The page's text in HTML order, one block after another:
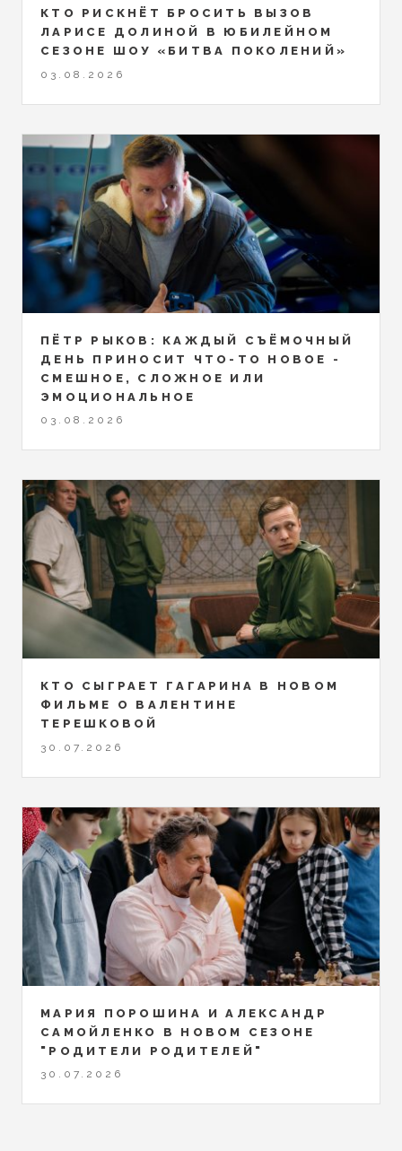
КТО РИСКНЁТ БРОСИТЬ ВЫЗОВ
ЛАРИСЕ ДОЛИНОЙ В ЮБИЛЕЙНОМ
СЕЗОНЕ ШОУ «БИТВА ПОКОЛЕНИЙ»
03.08.2026
ПЁТР РЫКОВ: КАЖДЫЙ СЪЁМОЧНЫЙ
ДЕНЬ ПРИНОСИТ ЧТО-ТО НОВОЕ -
СМЕШНОЕ, СЛОЖНОЕ ИЛИ
ЭМОЦИОНАЛЬНОЕ
03.08.2026
КТО СЫГРАЕТ ГАГАРИНА В НОВОМ
ФИЛЬМЕ О ВАЛЕНТИНЕ
ТЕРЕШКОВОЙ
30.07.2026
МАРИЯ ПОРОШИНА И АЛЕКСАНДР
САМОЙЛЕНКО В НОВОМ СЕЗОНЕ
"РОДИТЕЛИ РОДИТЕЛЕЙ"
30.07.2026